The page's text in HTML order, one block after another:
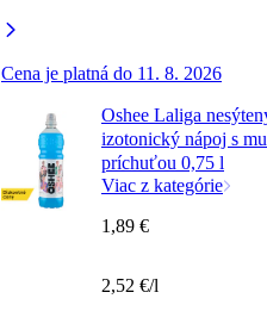
Cena je platná do 11. 8. 2026
Oshee Laliga
izotonický nápoj s
príchuťou 0,75 l
Viac z kategórie
1,89 €
2,52 €/l